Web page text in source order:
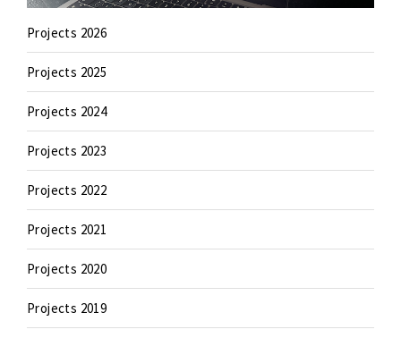
Projects 2026
Projects 2025
Projects 2024
Projects 2023
Projects 2022
Projects 2021
Projects 2020
Projects 2019